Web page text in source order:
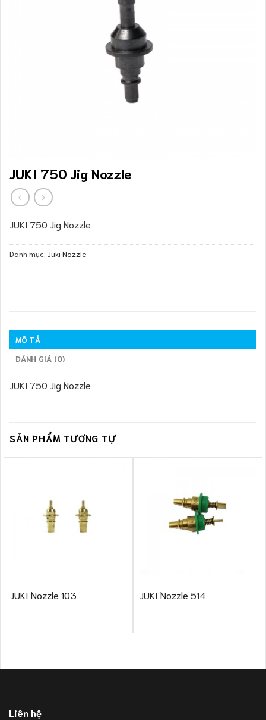
JUKI 750 Jig Nozzle
JUKI 750 Jig Nozzle
Danh mục: Juki Nozzle
MÔ TẢ
ĐÁNH GIÁ (0)
JUKI 750 Jig Nozzle
SẢN PHẨM TƯƠNG TỰ
JUKI Nozzle 103 JUKI Nozzle 514
Liên hệ